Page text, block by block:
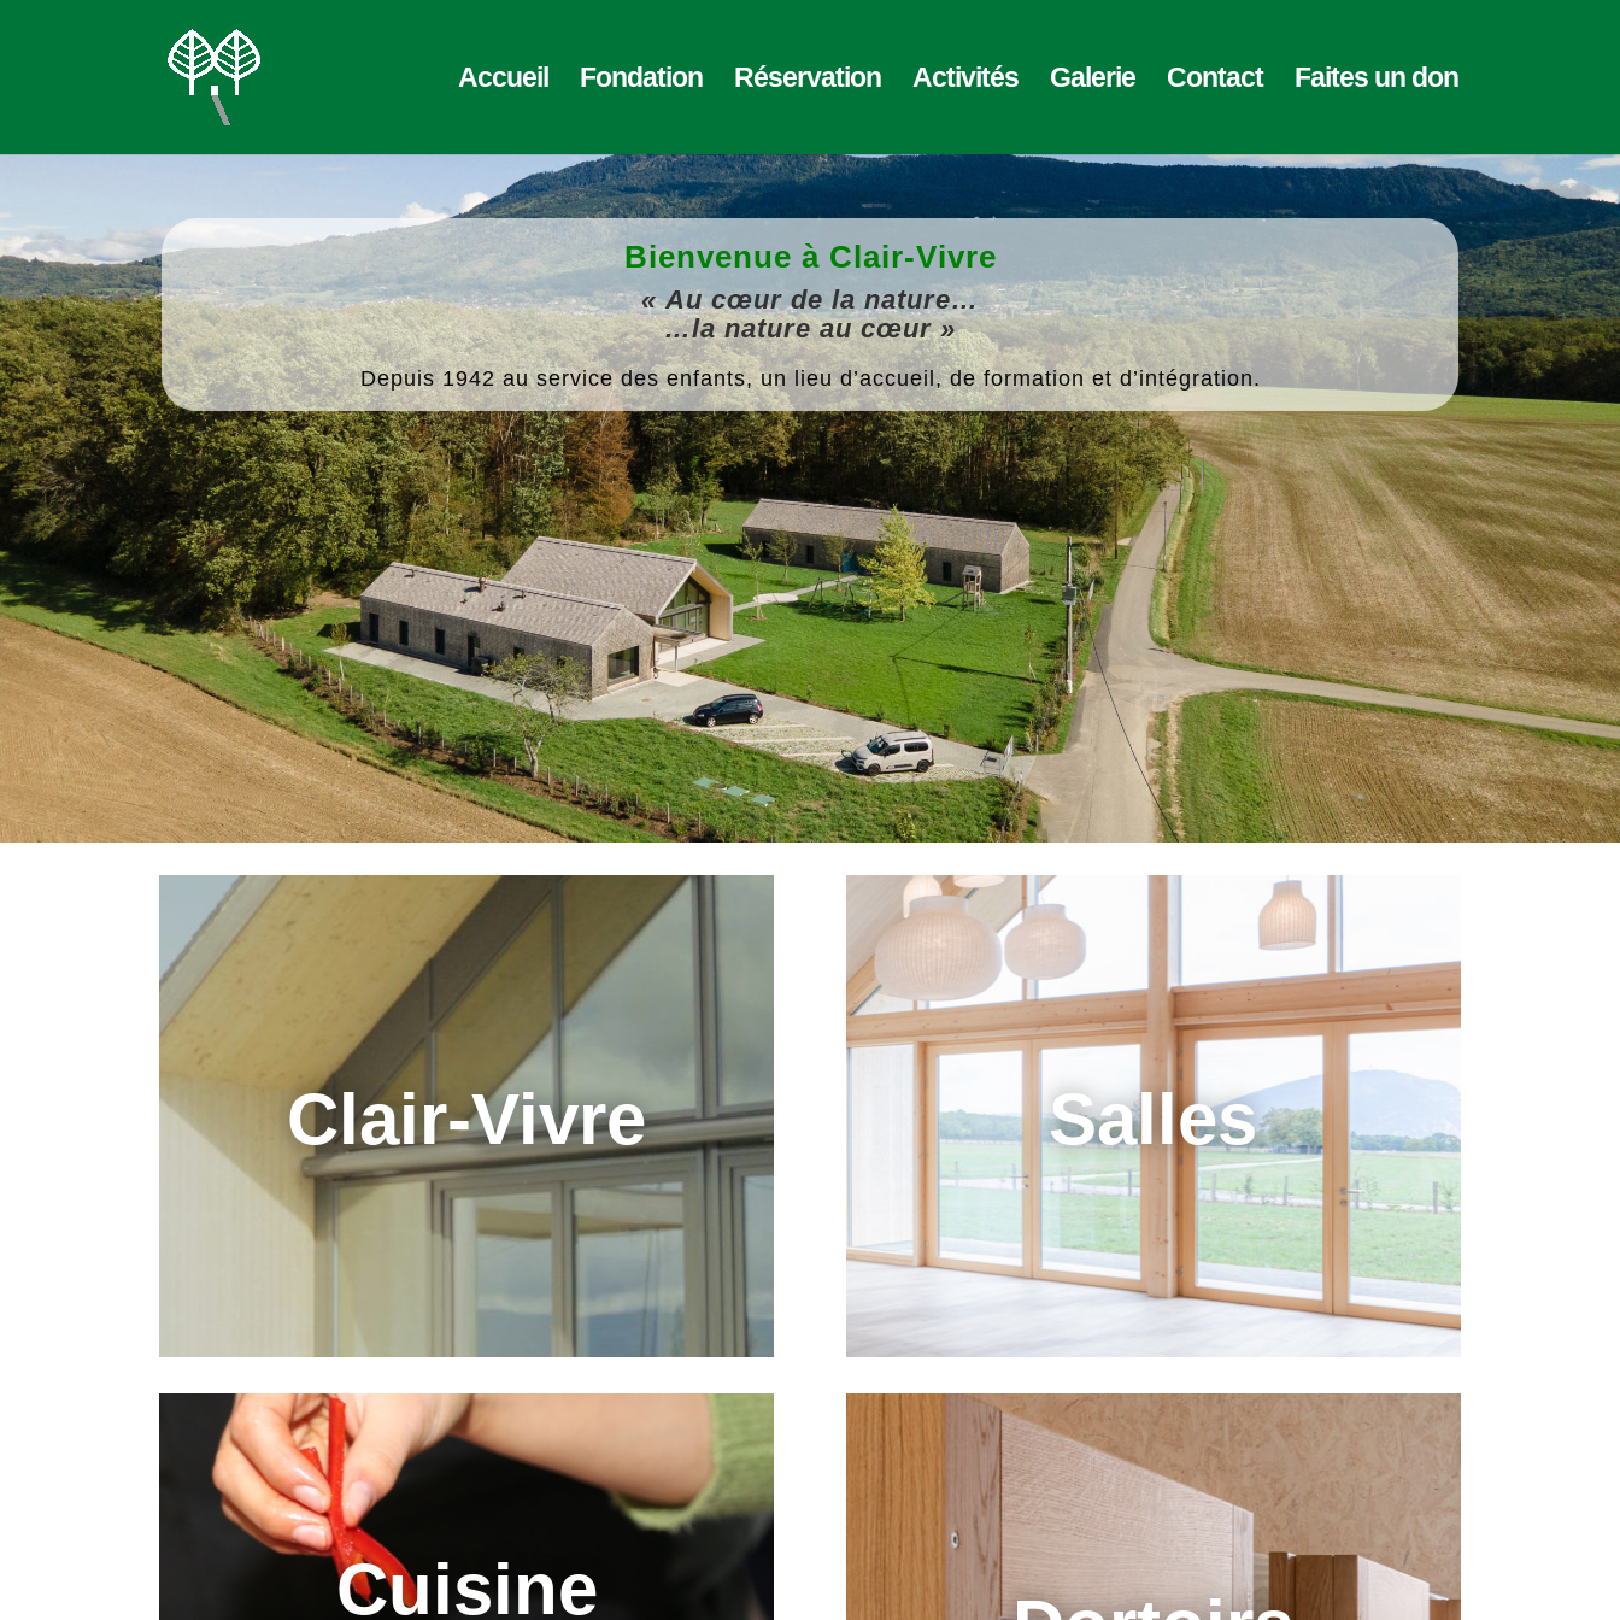
Accueil Fondation Réservation Activités Galerie Contact Faites un don
Bienvenue à Clair-Vivre
« Au cœur de la nature…
…la nature au cœur »
Depuis 1942 au service des enfants, un lieu d’accueil, de formation et d’intégration.
Clair-Vivre
Cuisine
Salles